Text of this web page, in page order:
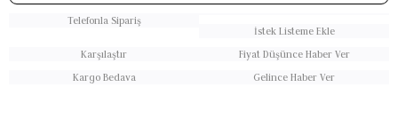
Telefonla Sipariş
İstek Listeme Ekle
Karşılaştır
Fiyat Düşünce Haber Ver
Kargo Bedava
Gelince Haber Ver